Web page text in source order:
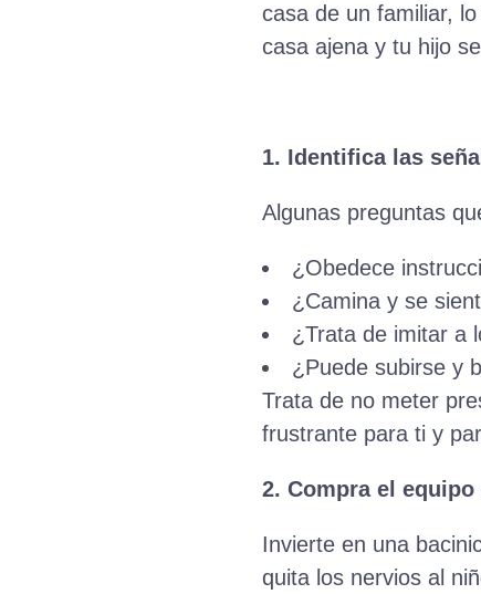
casa de un familiar,
casa ajena y tu hijo
1. Identifica las
Algunas preguntas
¿Obedece
¿Camina y se
¿Trata de imitar a
¿Puede subirse y
Trata de no meter
frustrante para ti y
2. Compra el
Invierte en una
quita los nervios al